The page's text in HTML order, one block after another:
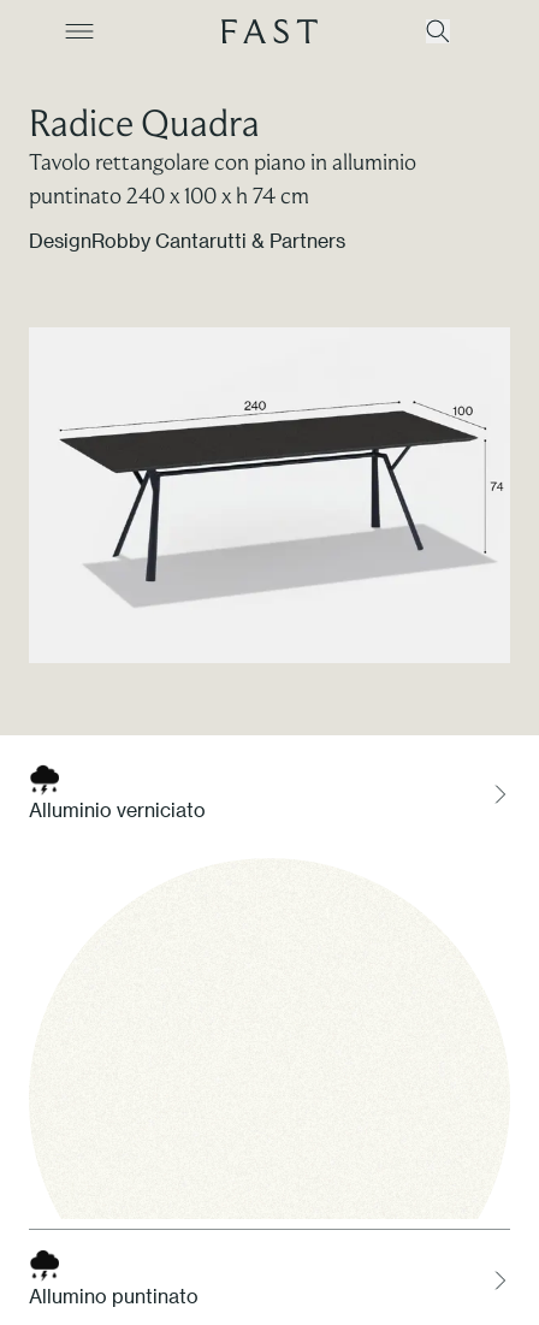
Azienda
Collezioni
Color Revolution
Contatti
Press
Radice Quadra
Tavolo rettangolare con piano in alluminio
puntinato 240 x 100 x h 74 cm
DesignRobby Cantarutti & Partners
Alluminio verniciato
Allumino puntinato